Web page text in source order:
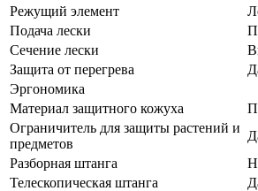
Режущий элемент
Подача лески
Сечение лески
Защита от перегрева
Эргономика
Материал защитного кожуха
Ограничитель для защиты растений и
предметов
Разборная штанга
Телескопическая штанга